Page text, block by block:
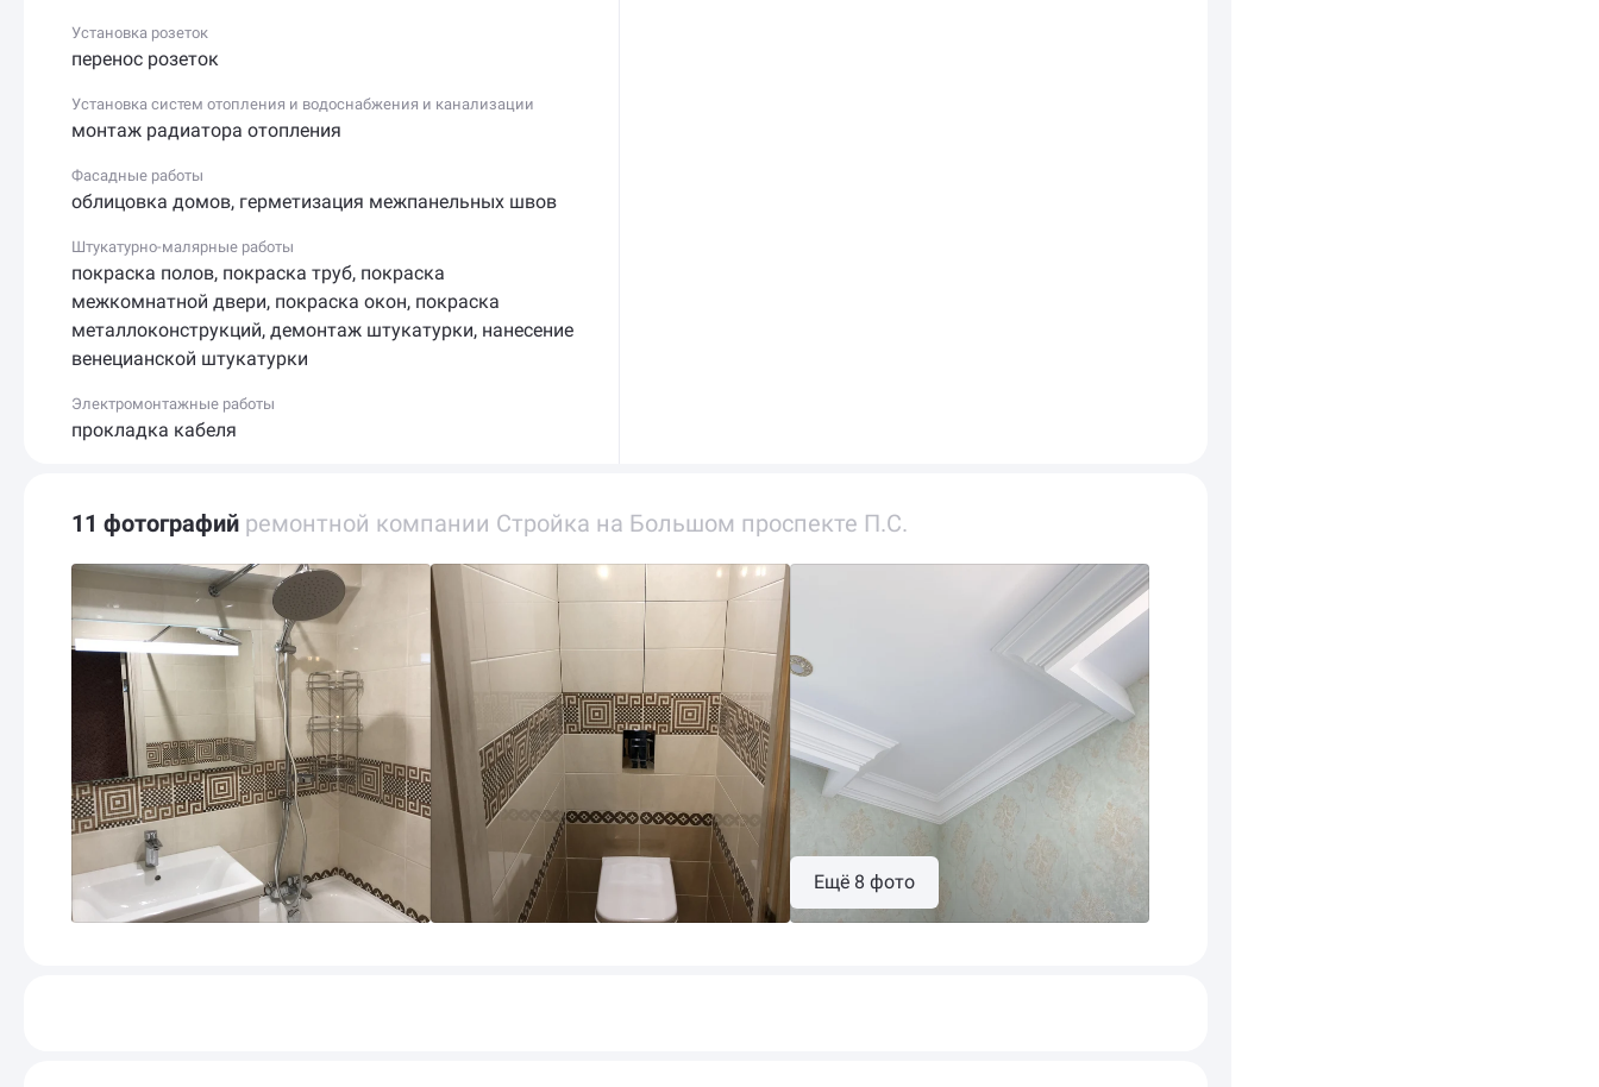
Установка розеток
перенос розеток
Установка систем отопления и водоснабжения и канализации
монтаж радиатора отопления
Фасадные работы
облицовка домов, герметизация межпанельных швов
Штукатурно-малярные работы
покраска полов, покраска труб, покраска
межкомнатной двери, покраска окон, покраска
металлоконструкций, демонтаж штукатурки, нанесение
венецианской штукатурки
Электромонтажные работы
прокладка кабеля
11 фотографий ремонтной компании Стройка на Большом проспекте П.С.
Ещё 8 фото